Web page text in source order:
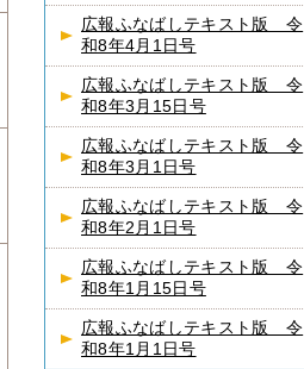
広報ふなばしテキスト版 令
和8年4月1日号
広報ふなばしテキスト版 令
和8年3月15日号
広報ふなばしテキスト版 令
和8年3月1日号
広報ふなばしテキスト版 令
和8年2月1日号
広報ふなばしテキスト版 令
和8年1月15日号
広報ふなばしテキスト版 令
和8年1月1日号